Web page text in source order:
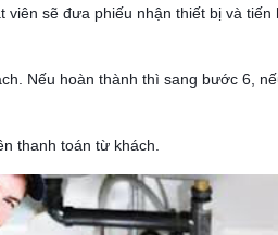
sẽ đưa phiếu nhận thiết bị và tiến
Nếu hoàn thành thì sang bước 6,
thanh toán từ khách.